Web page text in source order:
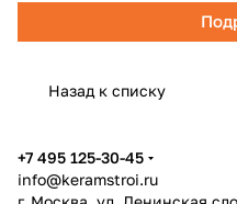
Назад к списку
+7 495 125-30-45
info@keramstroi.ru